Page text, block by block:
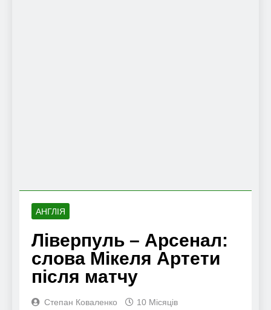
АНГЛІЯ
Ліверпуль – Арсенал:
слова Мікеля Артети
після матчу
Степан Коваленко
10 Місяців